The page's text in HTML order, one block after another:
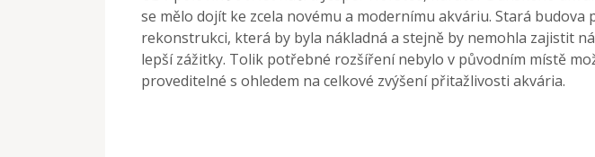
se mělo dojít ke zcela novému a modernímu akváriu. Stará
rekonstrukci, která by byla nákladná a stejně by nemohla zajistit
lepší zážitky. Tolik potřebné rozšíření nebylo v původním místě
proveditelné s ohledem na celkové zvýšení přitažlivosti akvária.